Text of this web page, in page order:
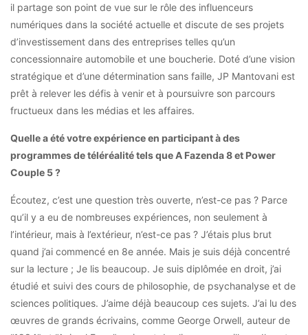
il partage son point de vue sur le rôle des influenceurs
numériques dans la société actuelle et discute de ses projets
d’investissement dans des entreprises telles qu’un
concessionnaire automobile et une boucherie. Doté d’une vision
stratégique et d’une détermination sans faille, JP Mantovani est
prêt à relever les défis à venir et à poursuivre son parcours
fructueux dans les médias et les affaires.
Quelle a été votre expérience en participant à des
programmes de téléréalité tels que A Fazenda 8 et Power
Couple 5 ?
Écoutez, c’est une question très ouverte, n’est-ce pas ? Parce
qu’il y a eu de nombreuses expériences, non seulement à
l’intérieur, mais à l’extérieur, n’est-ce pas ? J’étais plus brut
quand j’ai commencé en 8e année. Mais je suis déjà concentré
sur la lecture ; Je lis beaucoup. Je suis diplômée en droit, j’ai
étudié et suivi des cours de philosophie, de psychanalyse et de
sciences politiques. J’aime déjà beaucoup ces sujets. J’ai lu des
œuvres de grands écrivains, comme George Orwell, auteur de